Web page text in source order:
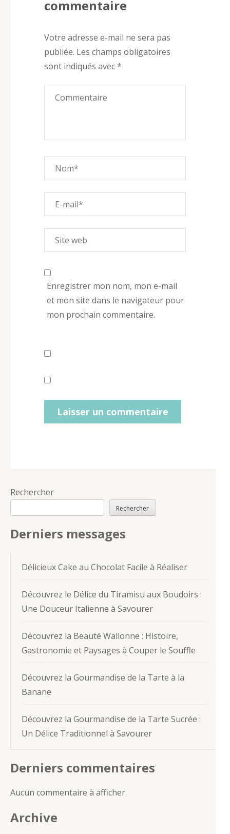
commentaire
Votre adresse e-mail ne sera pas
publiée. Les champs obligatoires
sont indiqués avec*
Enregistrer mon nom, mon e-mail
et mon site dans le navigateur pour
mon prochain commentaire.
Rechercher
Rechercher
Derniers messages
Délicieux Cake au Chocolat Facile à Réaliser
Découvrez le Délice du Tiramisu aux Boudoirs :
Une Douceur Italienne à Savourer
Découvrez la Beauté Wallonne : Histoire,
Gastronomie et Paysages à Couper le Souffle
Découvrez la Gourmandise de la Tarte à la
Banane
Découvrez la Gourmandise de la Tarte Sucrée :
Un Délice Traditionnel à Savourer
Derniers commentaires
Aucun commentaire à afficher.
Archive